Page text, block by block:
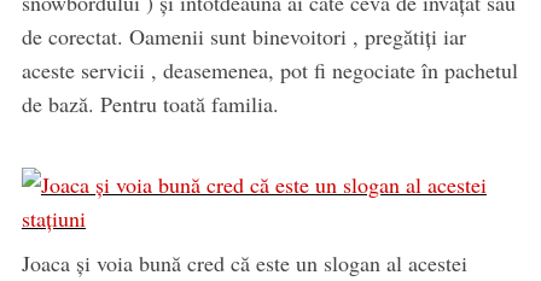
de corectat. Oamenii sunt binevoitori , pregătiţi iar
aceste servicii , deasemenea, pot fi negociate în pachetul
de bază. Pentru toată familia.
Joaca şi voia bună cred că este un slogan al acestei